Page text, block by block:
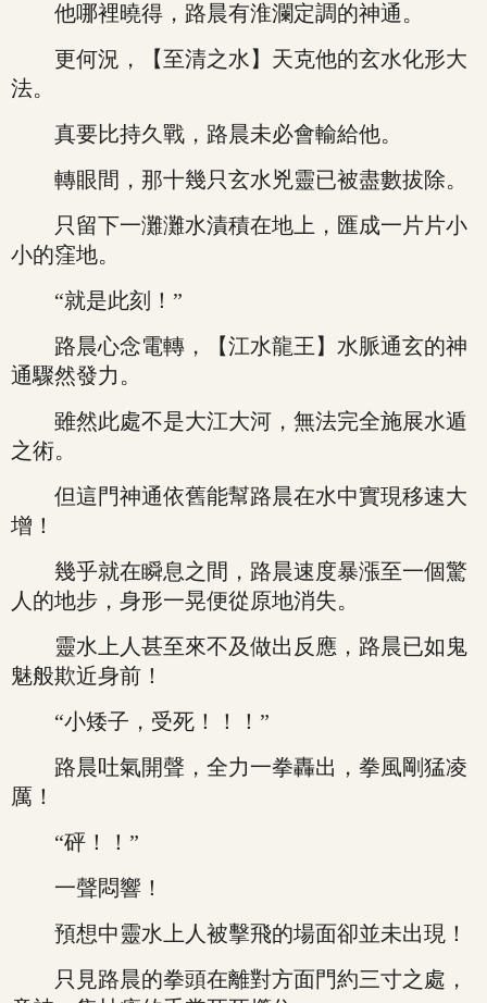
他哪裡曉得，路晨有淮瀾定調的神通。
更何況，【至清之水】天克他的玄水化形大
法。
真要比持久戰，路晨未必會輸給他。
轉眼間，那十幾只玄水兇靈已被盡數拔除。
只留下一灘灘水漬積在地上，匯成一片片小
小的窪地。
“就是此刻！”
路晨心念電轉，【江水龍王】水脈通玄的神
通驟然發力。
雖然此處不是大江大河，無法完全施展水遁
之術。
但這門神通依舊能幫路晨在水中實現移速大
增！
幾乎就在瞬息之間，路晨速度暴漲至一個驚
人的地步，身形一晃便從原地消失。
靈水上人甚至來不及做出反應，路晨已如鬼
魅般欺近身前！
“小矮子，受死！！！”
路晨吐氣開聲，全力一拳轟出，拳風剛猛凌
厲！
“砰！！”
一聲悶響！
預想中靈水上人被擊飛的場面卻並未出現！
只見路晨的拳頭在離對方面門約三寸之處，